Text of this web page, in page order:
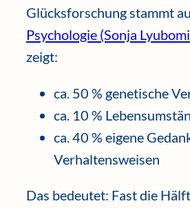
Glücksforschung stammt
Psychologie (Sonja
zeigt:
ca. 50 % genetische
ca. 10 %
ca. 40 % eigene
Verhaltensweisen
Das bedeutet: Fast die